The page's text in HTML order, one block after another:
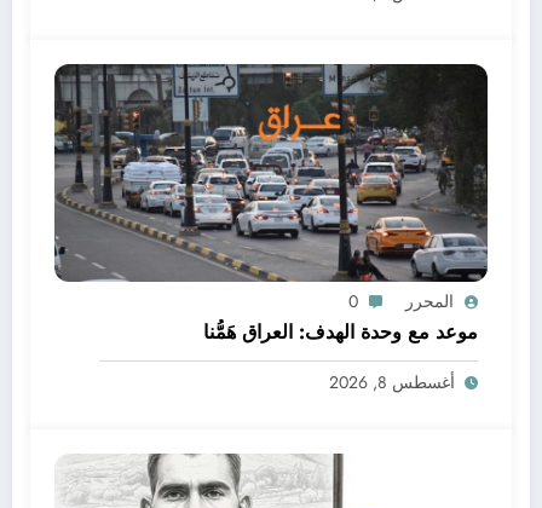
المحرر 0
موعد مع وحدة الهدف: العراق هَمُّنا
أغسطس 8, 2026